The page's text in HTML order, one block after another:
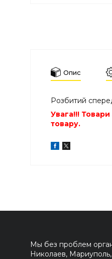
Опис
Розбитий
Увага!!!
товару.
Мы без проблем
Николаев,